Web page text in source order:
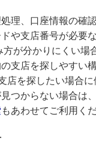
理、口座情報の確
や支店番号が必要
方が分かりにくい場
支店を探しやすい
店を探したい場合
つからない場合は、
もあわせてご利用くだ